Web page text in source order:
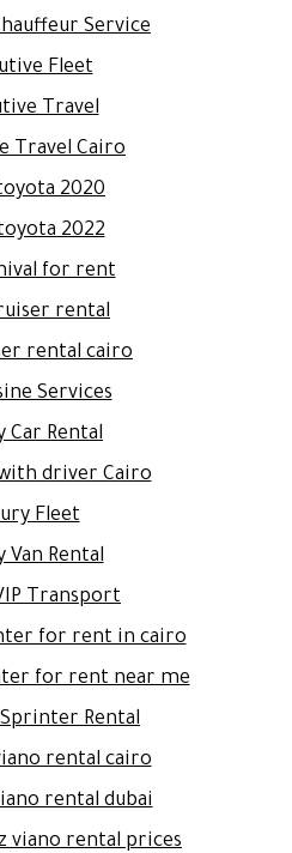
Service
Fleet
Travel
Travel Cairo
2020
2022
for rent
rental
rental cairo
Services
Car Rental
driver Cairo
Fleet
Van Rental
Transport
for rent in cairo
for rent near me
Rental
rental cairo
rental dubai
viano rental prices